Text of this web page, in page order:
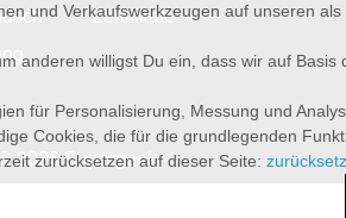
Zertifikate
© 2026 Supergeek
und Verkaufswerkzeugen auf unseren
anderen willigst Du ein, dass wir auf
für Personalisierung, Messung und
Cookies, die für die grundlegenden
zurücksetzen auf dieser Seite: